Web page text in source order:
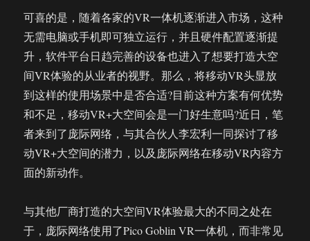
可喜的是，随着各家的VR一体机逐渐进入市场，这种
无需电脑或手机即可独立运行，并且硬件配置逐渐提
升，软件平台日趋完善的设备也进入了想要打造大空
间VR体验的从业者的视野。那么，将移动VR头显放
到这样的使用场景中是否合适?目前这种方案有何优势
和不足，移动VR+大空间会是一门好生意吗?近日，笔
者来到了庞际网络，与其合伙人李宏利一同探讨了移
动VR+大空间的潜力，以及庞际网络在移动VR内容方
面的新动作。
与其他厂商打造的大空间VR体验最大的不同之处在
于，庞际网络使用了Pico Goblin VR一体机，而非常见